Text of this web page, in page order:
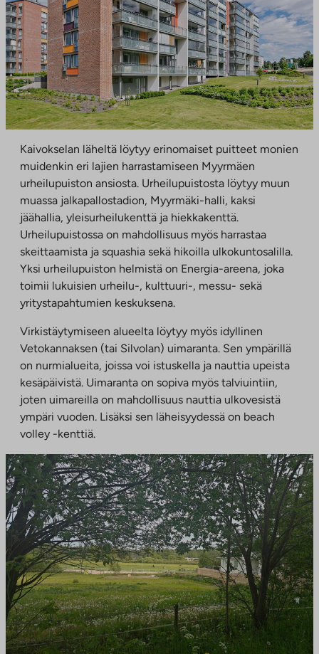
Kaivokselan läheltä löytyy erinomaiset puitteet monien
muidenkin eri lajien harrastamiseen Myyrmäen
urheilupuiston ansiosta. Urheilupuistosta löytyy muun
muassa jalkapallostadion, Myyrmäki-halli, kaksi
jäähallia, yleisurheilukenttä ja hiekkakenttä.
Urheilupuistossa on mahdollisuus myös harrastaa
skeittaamista ja squashia sekä hikoilla ulkokuntosalilla.
Yksi urheilupuiston helmistä on Energia-areena, joka
toimii lukuisien urheilu-, kulttuuri-, messu- sekä
yritystapahtumien keskuksena.
Virkistäytymiseen alueelta löytyy myös idyllinen
Vetokannaksen (tai Silvolan) uimaranta. Sen ympärillä
on nurmialueita, joissa voi istuskella ja nauttia upeista
kesäpäivistä. Uimaranta on sopiva myös talviuintiin,
joten uimareilla on mahdollisuus nauttia ulkovesistä
ympäri vuoden. Lisäksi sen läheisyydessä on beach
volley -kenttiä.